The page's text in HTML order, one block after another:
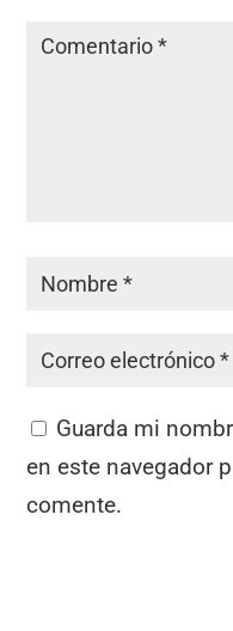
Guarda mi
en este navegador
comente.